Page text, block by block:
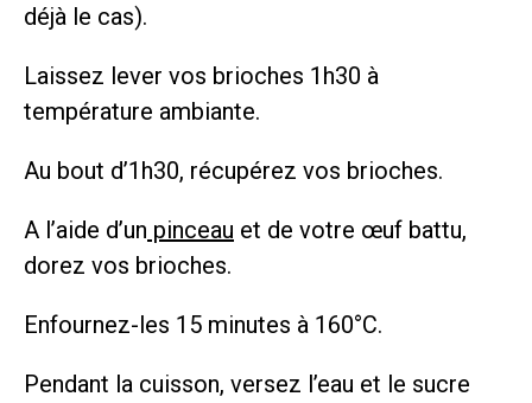
déjà le cas).
Laissez lever vos brioches 1h30 à
température ambiante.
Au bout d’1h30, récupérez vos brioches.
A l’aide d’un pinceau et de votre œuf battu,
dorez vos brioches.
Enfournez-les 15 minutes à 160°C.
Pendant la cuisson, versez l’eau et le sucre